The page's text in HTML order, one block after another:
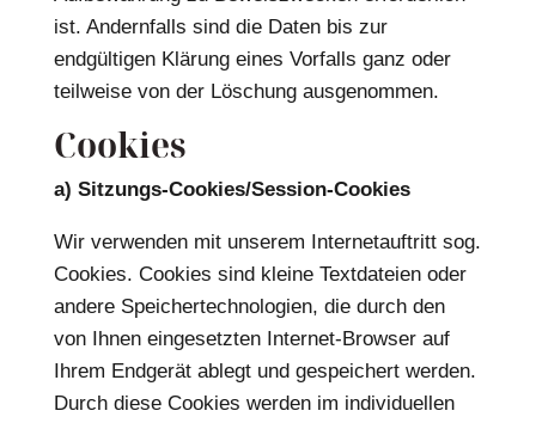
ist. Andernfalls sind die Daten bis zur
endgültigen Klärung eines Vorfalls ganz oder
teilweise von der Löschung ausgenommen.
Cookies
a) Sitzungs-Cookies/Session-Cookies
Wir verwenden mit unserem Internetauftritt sog.
Cookies. Cookies sind kleine Textdateien oder
andere Speichertechnologien, die durch den
von Ihnen eingesetzten Internet-Browser auf
Ihrem Endgerät ablegt und gespeichert werden.
Durch diese Cookies werden im individuellen